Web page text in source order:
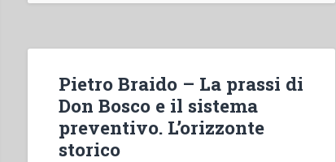
Pietro Braido – La prassi di
Don Bosco e il sistema
preventivo. L’orizzonte
storico